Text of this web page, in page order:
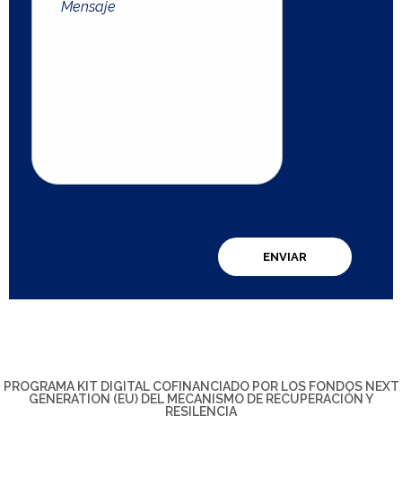
PROGRAMA KIT DIGITAL COFINANCIADO POR LOS FONDOS NEXT
GENERATION (EU) DEL MECANISMO DE RECUPERACIÓN Y
RESILENCIA